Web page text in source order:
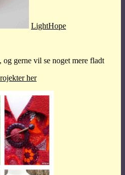
LightHope
gerne vil se noget mere fladt
her